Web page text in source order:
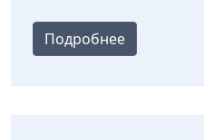
Подробнее